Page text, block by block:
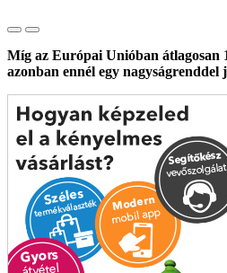
Míg az Európai Unióban átlagosan
azonban ennél egy nagyságrenddel